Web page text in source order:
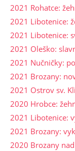
2021 Rohatce:
2021 Libotenice:
2021 Libotenice:
2021 Oleško:
2021 Nučničky:
2021 Brozany:
2021 Ostrov sv.
2020 Hrobce:
2021 Libotenice:
2021 Brozany:
2020 Brozany